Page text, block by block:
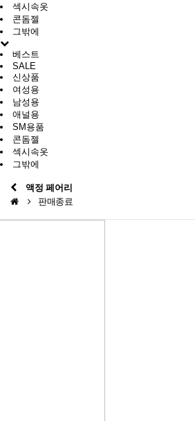
섹시속옷
콘돔젤
그밖에
베스트
SALE
신상품
여성용
남성용
애널용
SM용품
콘돔젤
섹시속옷
그밖에
액정 페어리
판매종료